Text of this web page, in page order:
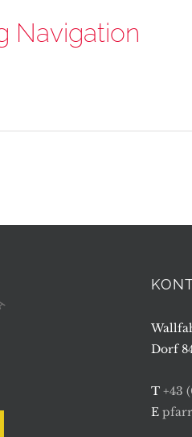
Navigation
Dorf
T +43
E